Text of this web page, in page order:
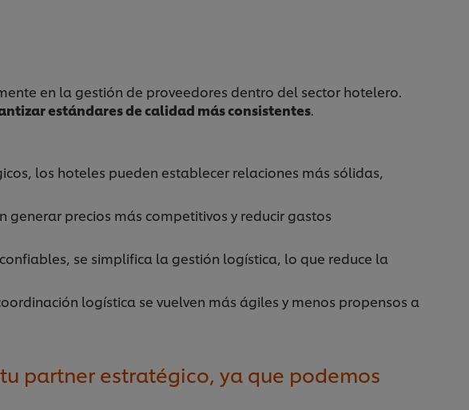
en la gestión de proveedores dentro del sector hotelero.
estándares de calidad más consistentes.
los hoteles pueden establecer relaciones más sólidas,
generar precios más competitivos y reducir gastos
se simplifica la gestión logística, lo que reduce la
logística se vuelven más ágiles y menos propensos a
partner estratégico, ya que podemos